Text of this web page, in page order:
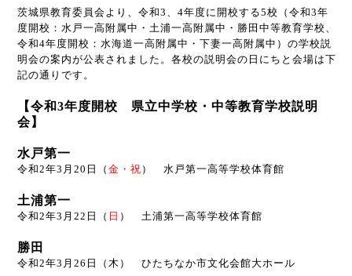
茨城県教育委員会より、令和3、4年度に開校する5校（令和3年
度開校：水戸一高附属中・土浦一高附属中・勝田中等教育学校、
令和4年度開校：水海道一高附属中・下妻一高附属中）の学校説
明会の案内が公表されました。各校の説明会の日にちと会場は下
記の通りです。
【令和3年度開校 県立中学校・中等教育学校説明
会】
水戸第一
令和2年3月20日（ 金・祝 ） 水戸第一高等学校体育館
土浦第一
令和2年3月22日（ 日 ） 土浦第一高等学校体育館
勝田
令和2年3月26日（木） ひたちなか市文化会館大ホール